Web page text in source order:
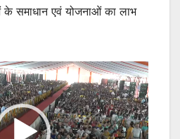
समाधान एवं योजनाओं का लाभ